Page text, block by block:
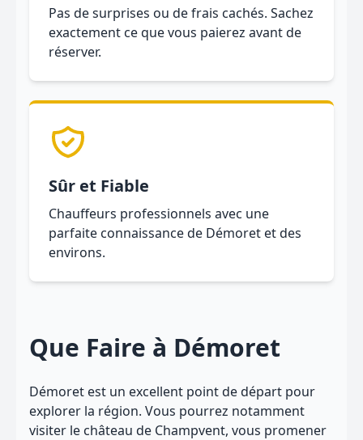
Pas de surprises ou de frais cachés. Sachez
exactement ce que vous paierez avant de
réserver.
Sûr et Fiable
Chauffeurs professionnels avec une
parfaite connaissance de Démoret et des
environs.
Que Faire à Démoret
Démoret est un excellent point de départ pour
explorer la région. Vous pourrez notamment
visiter le château de Champvent, vous promener